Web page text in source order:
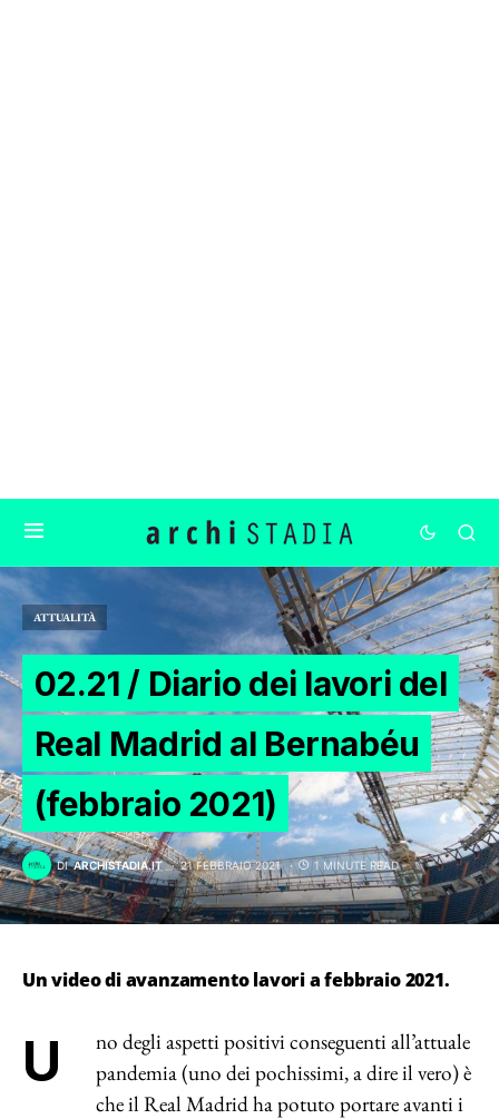
ATTUALITÀ
02.21 / Diario dei lavori del
Real Madrid al Bernabéu
(febbraio 2021)
DI ARCHISTADIA.IT 21 FEBBRAIO 2021 1 MINUTE READ
Un video di avanzamento lavori a febbraio 2021.
Uno degli aspetti positivi conseguenti all’attuale
pandemia (uno dei pochissimi, a dire il vero) è
che il Real Madrid ha potuto portare avanti i